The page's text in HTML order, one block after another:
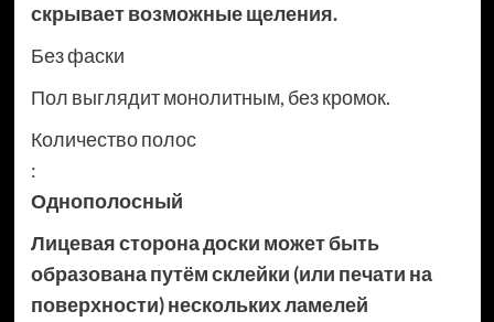
скрывает возможные щеления.
Без фаски
Пол выглядит монолитным, без кромок.
Количество полос
:
Однополосный
Лицевая сторона доски может быть
образована путём склейки (или печати на
поверхности) нескольких ламелей